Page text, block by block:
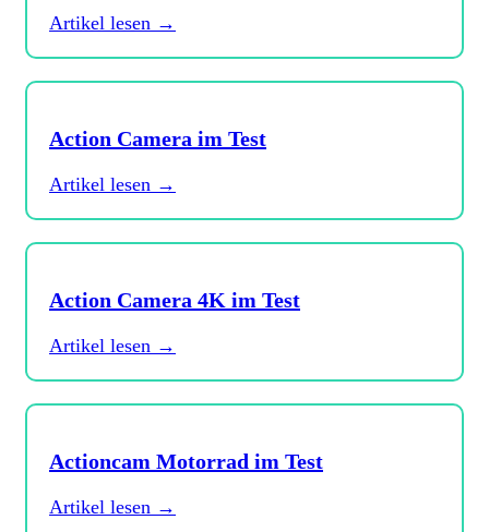
Artikel lesen →
Action Camera im Test
Artikel lesen →
Action Camera 4K im Test
Artikel lesen →
Actioncam Motorrad im Test
Artikel lesen →